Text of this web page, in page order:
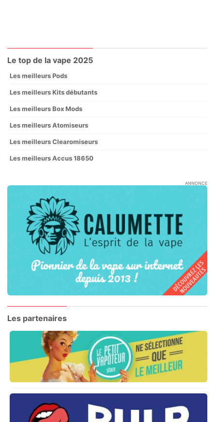
Le top de la vape 2025
Les meilleurs Pods
Les meilleurs Kits débutants
Les meilleurs Box Mods
Les meilleurs Atomiseurs
Les meilleurs Clearomiseurs
Les meilleurs Accus 18650
ANNONCE
Les partenaires